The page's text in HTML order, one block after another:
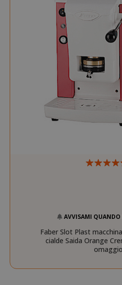
AVVISAMI
Faber Slot Plast
cialde Saida Orange
omaggio